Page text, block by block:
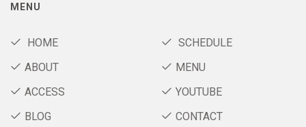
MENU
HOME
SCHEDULE
ABOUT
MENU
ACCESS
YOUTUBE
BLOG
CONTACT